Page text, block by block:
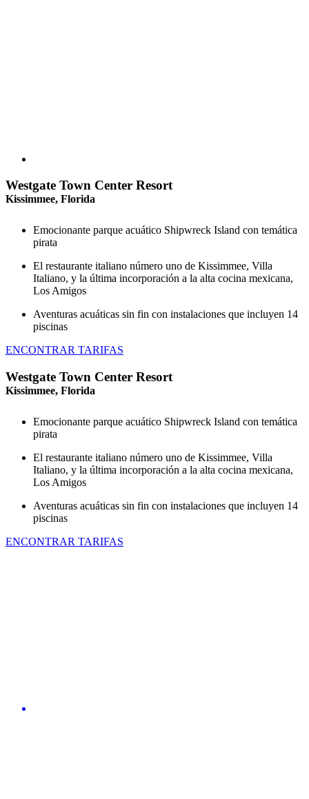
Westgate Town Center Resort
Kissimmee, Florida
Emocionante parque acuático Shipwreck Island con temática
pirata
El restaurante italiano número uno de Kissimmee, Villa
Italiano, y la última incorporación a la alta cocina mexicana,
Los Amigos
Aventuras acuáticas sin fin con instalaciones que incluyen 14
piscinas
ENCONTRAR TARIFAS
Westgate Town Center Resort
Kissimmee, Florida
Emocionante parque acuático Shipwreck Island con temática
pirata
El restaurante italiano número uno de Kissimmee, Villa
Italiano, y la última incorporación a la alta cocina mexicana,
Los Amigos
Aventuras acuáticas sin fin con instalaciones que incluyen 14
piscinas
ENCONTRAR TARIFAS